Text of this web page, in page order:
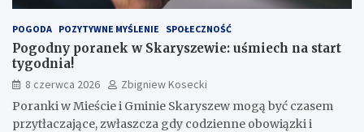
POGODA POZYTYWNE MYŚLENIE SPOŁECZNOŚĆ
Pogodny poranek w Skaryszewie: uśmiech na start
tygodnia!
8 czerwca 2026
Zbigniew Kosecki
Poranki w Mieście i Gminie Skaryszew mogą być czasem
przytłaczające, zwłaszcza gdy codzienne obowiązki i